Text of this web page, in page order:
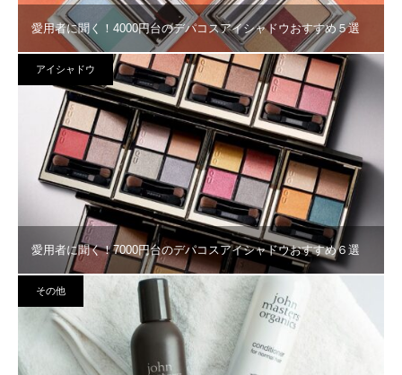
愛用者に聞く！4000円台のデパコスアイシャドウおすすめ５選
アイシャドウ
愛用者に聞く！7000円台のデパコスアイシャドウおすすめ６選
その他